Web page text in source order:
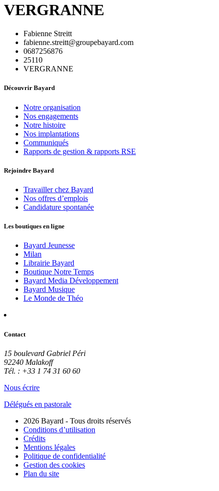
VERGRANNE
Fabienne Streitt
fabienne.streitt@groupebayard.com
0687256876
25110
VERGRANNE
Découvrir Bayard
Notre organisation
Nos engagements
Notre histoire
Nos implantations
Communiqués
Rapports de gestion & rapports RSE
Rejoindre Bayard
Travailler chez Bayard
Nos offres d’emplois
Candidature spontanée
Les boutiques en ligne
Bayard Jeunesse
Milan
Librairie Bayard
Boutique Notre Temps
Bayard Media Développement
Bayard Musique
Le Monde de Théo
Contact
15 boulevard Gabriel Péri
92240 Malakoff
Tél. : +33 1 74 31 60 60
Nous écrire
Délégués en pastorale
2026 Bayard - Tous droits réservés
Conditions d’utilisation
Crédits
Mentions légales
Politique de confidentialité
Gestion des cookies
Plan du site